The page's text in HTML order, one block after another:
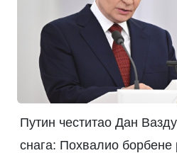
Путин честитао Дан
снага: Похвалио борбене